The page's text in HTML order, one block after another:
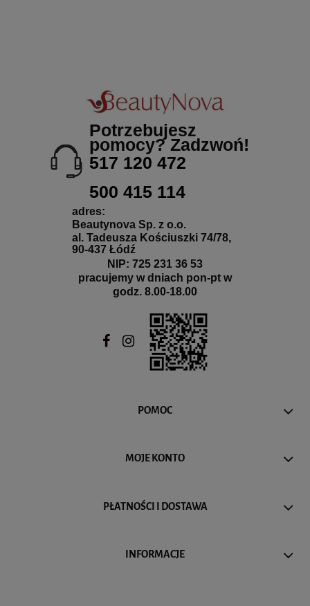
Potrzebujesz
pomocy? Zadzwoń!
517 120 472
500 415 114
adres:
Beautynova Sp. z o.o.
al. Tadeusza Kościuszki 74/78,
90-437 Łódź
NIP: 725 231 36 53
pracujemy w dniach pon-pt w
godz. 8.00-18.00
POMOC
MOJE KONTO
PŁATNOŚCI I DOSTAWA
INFORMACJE